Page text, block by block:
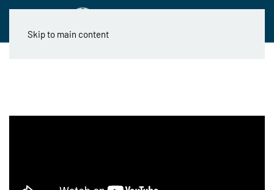
Skip to main content